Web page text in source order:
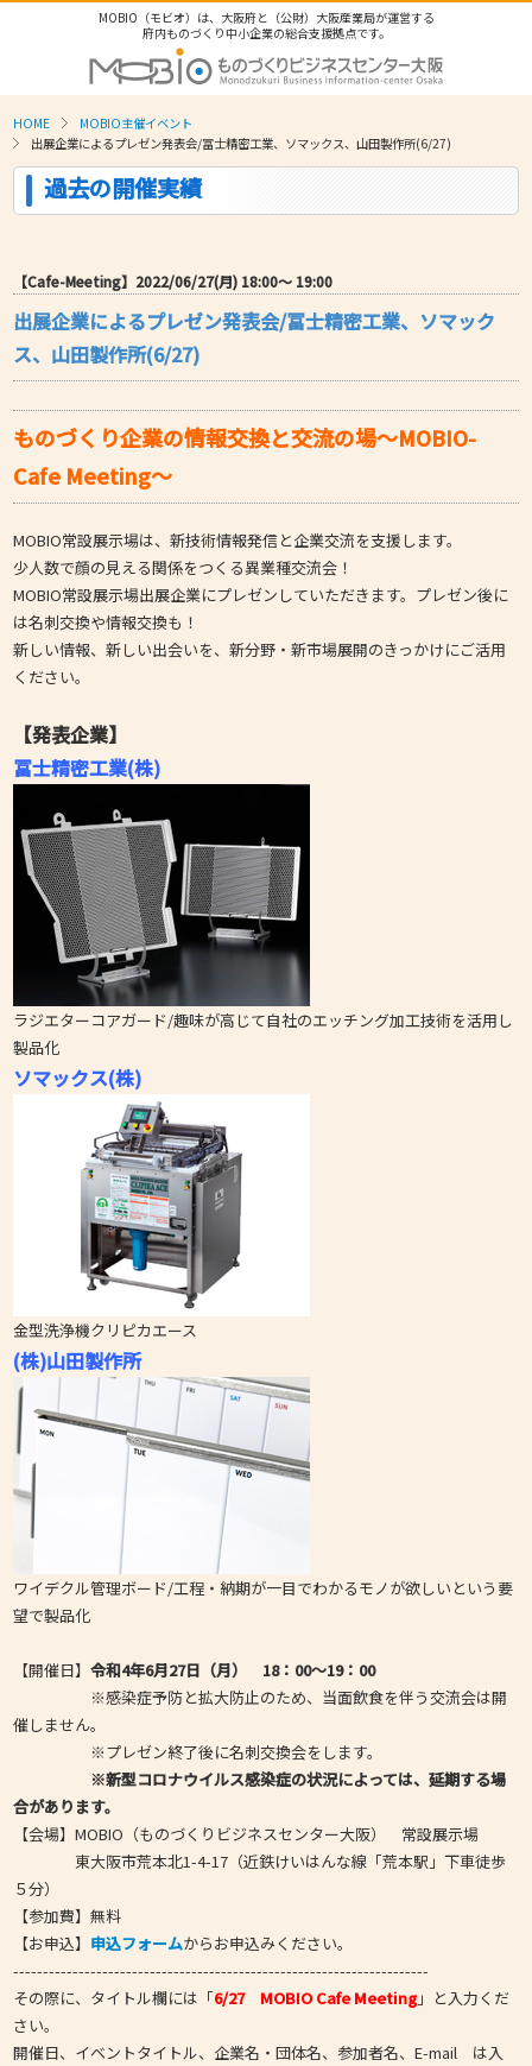
MOBIO（モビオ）は、大阪府と（公財）大阪産業局が運営する
府内ものづくり中小企業の総合支援拠点です。
HOME
MOBIO主催イベント
出展企業によるプレゼン発表会/冨士精密工業、ソマックス、山田製作所(6/27)
過去の開催実績
【Cafe-Meeting】2022/06/27(月) 18:00〜 19:00
出展企業によるプレゼン発表会/冨士精密工業、ソマック
ス、山田製作所(6/27)
ものづくり企業の情報交換と交流の場～MOBIO-
Cafe Meeting～
MOBIO常設展示場は、新技術情報発信と企業交流を支援します。
少人数で顔の見える関係をつくる異業種交流会！
MOBIO常設展示場出展企業にプレゼンしていただきます。プレゼン後に
は名刺交換や情報交換も！
新しい情報、新しい出会いを、新分野・新市場展開のきっかけにご活用
ください。
【発表企業】
冨士精密工業(株)
ラジエターコアガード/趣味が高じて自社のエッチング加工技術を活用し
製品化
ソマックス(株)
金型洗浄機クリピカエース
(株)山田製作所
ワイデクル管理ボード/工程・納期が一目でわかるモノが欲しいという要
望で製品化
【開催日】令和4年6月27日（月） 18：00～19：00
※感染症予防と拡大防止のため、当面飲食を伴う交流会は開
催しません。
※プレゼン終了後に名刺交換会をします。
※新型コロナウイルス感染症の状況によっては、延期する場
合があります。
【会場】MOBIO（ものづくりビジネスセンター大阪） 常設展示場
東大阪市荒本北1-4-17（近鉄けいはんな線「荒本駅」下車徒歩
５分）
【参加費】無料
【お申込】 申込フォームからお申込みください。
----------------------------------------------------------------------
その際に、タイトル欄には「6/27 MOBIO Cafe Meeting 」と入力くだ
さい。
開催日、イベントタイトル、企業名・団体名、参加者名、E-mail は入